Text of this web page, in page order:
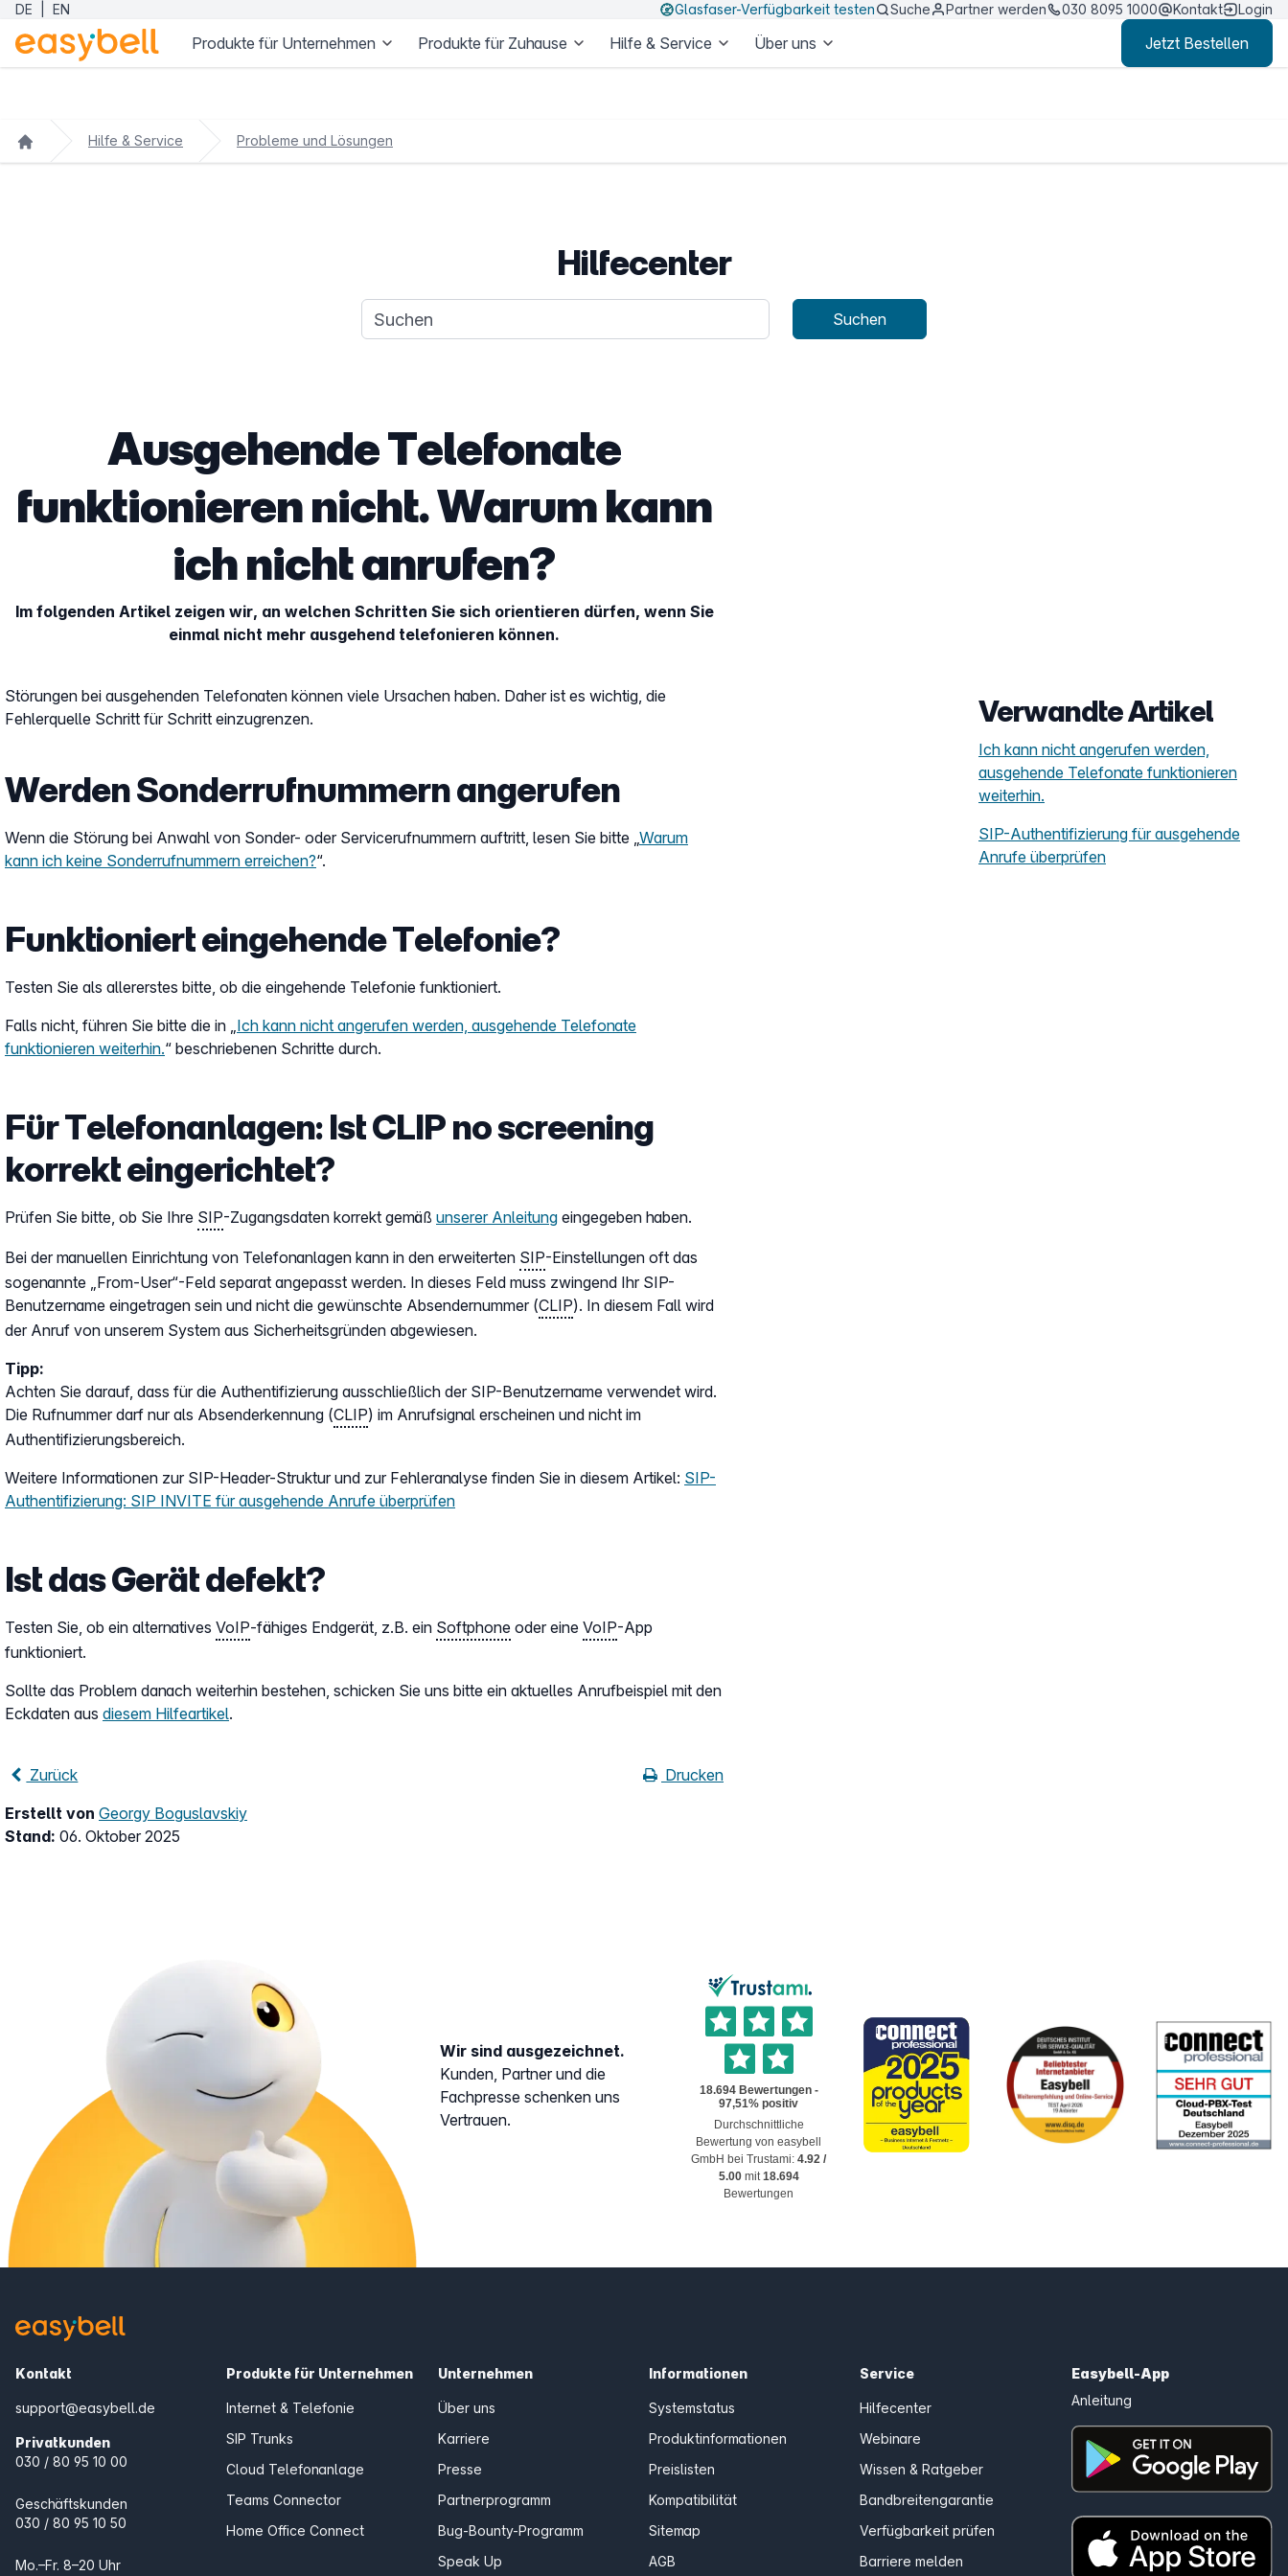
Zum Hauptinhalt springen
DE EN Glasfaser-Verfügbarkeit testen Suche Partner werden 030 8095 1000 Kontakt Login
Produkte für Unternehmen Produkte für Zuhause Hilfe & Service Über uns Jetzt Bestellen
Hilfe & Service Probleme und Lösungen
Hilfecenter
Suchanfrage Suchen
Ausgehende Telefonate
funktionieren nicht. Warum kann
ich nicht anrufen?
Im folgenden Artikel zeigen wir, an welchen Schritten Sie sich orientieren dürfen, wenn Sie
einmal nicht mehr ausgehend telefonieren können.
Störungen bei ausgehenden Telefonaten können viele Ursachen haben. Daher ist es wichtig, die
Fehlerquelle Schritt für Schritt einzugrenzen.
Werden Sonderrufnummern angerufen
Wenn die Störung bei Anwahl von Sonder- oder Servicerufnummern auftritt, lesen Sie bitte „Warum
kann ich keine Sonderrufnummern erreichen?“.
Funktioniert eingehende Telefonie?
Testen Sie als allererstes bitte, ob die eingehende Telefonie funktioniert.
Falls nicht, führen Sie bitte die in „Ich kann nicht angerufen werden, ausgehende Telefonate
funktionieren weiterhin.“ beschriebenen Schritte durch.
Für Telefonanlagen: Ist CLIP no screening
korrekt eingerichtet?
Prüfen Sie bitte, ob Sie Ihre SIP-Zugangsdaten korrekt gemäß unserer Anleitung eingegeben haben.
Bei der manuellen Einrichtung von Telefonanlagen kann in den erweiterten SIP-Einstellungen oft das
sogenannte „From-User“-Feld separat angepasst werden. In dieses Feld muss zwingend Ihr SIP-
Benutzername eingetragen sein und nicht die gewünschte Absendernummer (CLIP). In diesem Fall wird
der Anruf von unserem System aus Sicherheitsgründen abgewiesen.
Tipp:
Achten Sie darauf, dass für die Authentifizierung ausschließlich der SIP-Benutzername verwendet wird.
Die Rufnummer darf nur als Absenderkennung (CLIP) im Anrufsignal erscheinen und nicht im
Authentifizierungsbereich.
Weitere Informationen zur SIP-Header-Struktur und zur Fehleranalyse finden Sie in diesem Artikel: SIP-
Authentifizierung: SIP INVITE für ausgehende Anrufe überprüfen
Ist das Gerät defekt?
Testen Sie, ob ein alternatives VoIP-fähiges Endgerät, z.B. ein Softphone oder eine VoIP-App
funktioniert.
Sollte das Problem danach weiterhin bestehen, schicken Sie uns bitte ein aktuelles Anrufbeispiel mit den
Eckdaten aus diesem Hilfeartikel.
Zurück
Drucken
Erstellt von Georgy Boguslavskiy
Stand: 06. Oktober 2025
Verwandte Artikel
Ich kann nicht angerufen werden,
ausgehende Telefonate funktionieren
weiterhin.
SIP-Authentifizierung für ausgehende
Anrufe überprüfen
Wir sind ausgezeichnet.
Kunden, Partner und die
Fachpresse schenken uns
Vertrauen.
Durchschnittliche
Bewertung von easybell
GmbHbei Trustami:4.92 /
5.00mit 18.694
Bewertungen
Kontakt
support@easybell.de
Privatkunden
030 / 80 95 10 00
Geschäftskunden
030 / 80 95 10 50
Mo.–Fr. 8–20 Uhr
Produkte für Unternehmen
Internet & Telefonie
SIP Trunks
Cloud Telefonanlage
Teams Connector
Home Office Connect
Unternehmen
Über uns
Karriere
Presse
Partnerprogramm
Bug-Bounty-Programm
Speak Up
Informationen
Systemstatus
Produktinformationen
Preislisten
Kompatibilität
Sitemap
AGB
Service
Hilfecenter
Webinare
Wissen & Ratgeber
Bandbreitengarantie
Verfügbarkeit prüfen
Barriere melden
Easybell-App
Anleitung